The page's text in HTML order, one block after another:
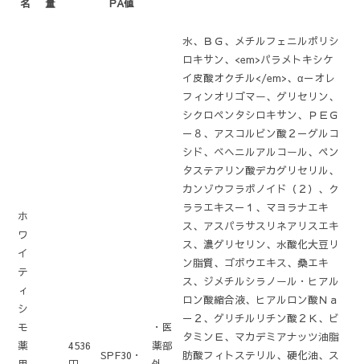
名
量
PA値
ホ
ワ
イ
テ
ィ
シ
モ
薬
4536
SPF30・
・医
薬部
水、ＢＧ、メチルフェニルポリシ
ロキサン、<em>パラメトキシケ
イ皮酸オクチル</em>、α－オレ
フィンオリゴマー、グリセリン、
シクロペンタシロキサン、ＰＥＧ
－８、アスコルビン酸２－グルコ
シド、ベヘニルアルコール、ペン
タステアリン酸デカグリセリル、
カンゾウフラボノイド（２）、ク
ララエキス－１、マヨラナエキ
ス、アスパラサスリネアリスエキ
ス、濃グリセリン、水酸化大豆リ
ン脂質、ゴボウエキス、桑エキ
ス、ジメチルシラノール・ヒアル
ロン酸縮合液、ヒアルロン酸Ｎａ
－２、グリチルリチン酸２Ｋ、ビ
タミンＥ、マカデミアナッツ油脂
肪酸フィトステリル、硬化油、ス